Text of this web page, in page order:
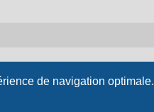
de navigation optimale.